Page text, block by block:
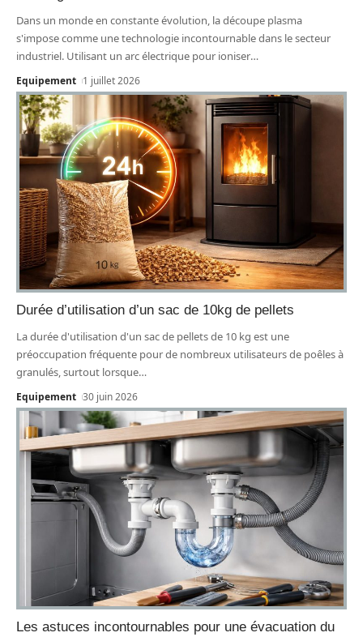
Dans un monde en constante évolution, la découpe plasma
s'impose comme une technologie incontournable dans le secteur
industriel. Utilisant un arc électrique pour ioniser…
Equipement 1 juillet 2026
Durée d’utilisation d’un sac de 10kg de pellets
La durée d'utilisation d'un sac de pellets de 10 kg est une
préoccupation fréquente pour de nombreux utilisateurs de poêles à
granulés, surtout lorsque…
Equipement 30 juin 2026
Les astuces incontournables pour une évacuation du